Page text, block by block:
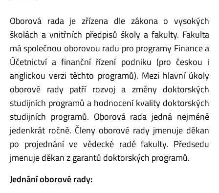
Oborová rada je zřízena dle zákona o vysokých
školách a vnitřních předpisů školy a fakulty. Fakulta
má společnou oborovou radu pro programy Finance a
Účetnictví a finanční řízení podniku (pro českou i
anglickou verzi těchto programů). Mezi hlavní úkoly
oborové rady patří rozvoj a změny doktorských
studijních programů a hodnocení kvality doktorských
studijních programů. Oborová rada jedná nejméně
jedenkrát ročně. Členy oborové rady jmenuje děkan
po projednání ve vědecké radě fakulty. Předsedu
jmenuje děkan z garantů doktorských programů.
Jednání oborové rady: